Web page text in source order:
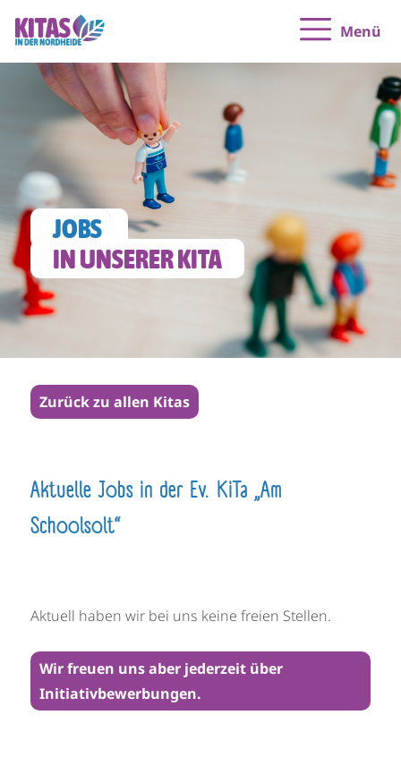
Menü
JOBS
IN UNSERER KITA
Zurück zu allen Kitas
Aktuelle Jobs in der Ev. KiTa „Am
Schoolsolt“
Aktuell haben wir bei uns keine freien Stellen.
Wir freuen uns aber jederzeit über
Initiativbewerbungen.